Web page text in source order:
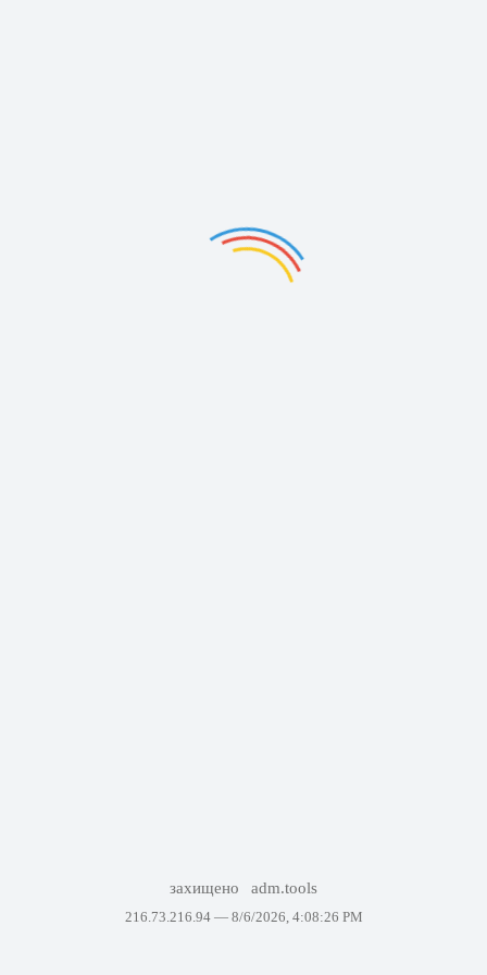
захищено adm.tools
216.73.216.94 — 8/6/2026, 4:08:26 PM